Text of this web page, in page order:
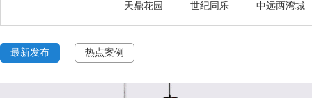
天鼎花园 世纪同乐 中远两湾城
最新发布 热点案例